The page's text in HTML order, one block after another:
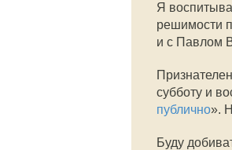
Я
решимости
и с Павлом
субботу и
публично».
Буду